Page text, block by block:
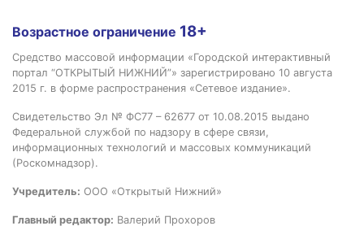
Возрастное ограничение 18+
Средство массовой информации «Городской интерактивный
портал “ОТКРЫТЫЙ НИЖНИЙ”» зарегистрировано 10 августа
2015 г. в форме распространения «Сетевое издание».
Свидетельство Эл № ФС77 – 62677 от 10.08.2015 выдано
Федеральной службой по надзору в сфере связи,
информационных технологий и массовых коммуникаций
(Роскомнадзор).
Учредитель: ООО «Открытый Нижний»
Главный редактор: Валерий Прохоров